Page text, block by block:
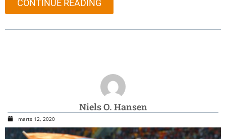
CONTINUE READING
Niels O. Hansen
marts 12, 2020